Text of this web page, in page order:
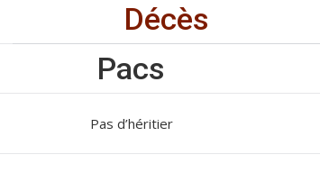
Décès
Pacs
Pas d’héritier